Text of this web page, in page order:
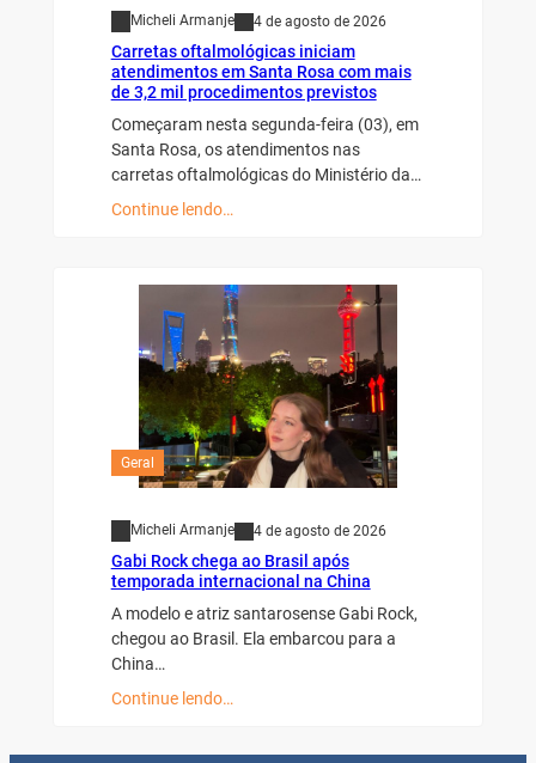
Micheli Armanje 4 de agosto de 2026
Carretas oftalmológicas iniciam
atendimentos em Santa Rosa com mais
de 3,2 mil procedimentos previstos
Começaram nesta segunda-feira (03), em
Santa Rosa, os atendimentos nas
carretas oftalmológicas do Ministério da…
Continue lendo…
Geral
Micheli Armanje 4 de agosto de 2026
Gabi Rock chega ao Brasil após
temporada internacional na China
A modelo e atriz santarosense Gabi Rock,
chegou ao Brasil. Ela embarcou para a
China…
Continue lendo…